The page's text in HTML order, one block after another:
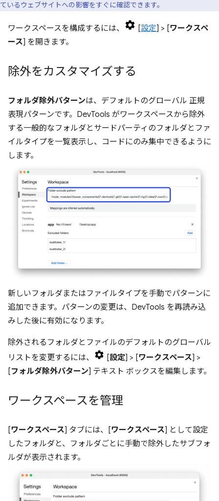
ているウェブサイトへの影響をすぐに確認できます。
ワークスペースを構成するには、 [設定] > [ワークスペ
ース] を開きます。
除外をカスタマイズする
フォルダ除外パターンは、デフォルトのグローバル 正規
表現パターンです。DevTools がワークスペースから除外
する一般的なフォルダとサードパーティのフォルダとファ
イルタイプを一覧表示し、コードにのみ集中できるように
します。
新しいフォルダまたはファイルタイプを手動でパターンに
追加できます。パターンの変更は、DevTools を再読み込
みした後に有効になります。
除外されるフォルダとファイルのデフォルトのグローバル
リストを変更するには、
[設定] > [ワークスペース] >
[フォルダ除外パターン] テキスト ボックスを編集します。
ワークスペースを管理
[ワークスペース] タブには、[ワークスペース] として設定
したフォルダと、フォルダごとに手動で除外したサブフォ
ルダが表示されます。